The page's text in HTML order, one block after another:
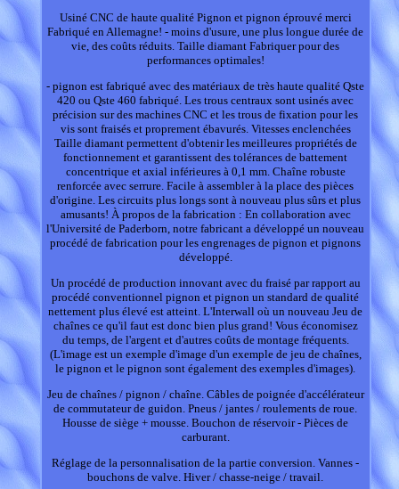
Usiné CNC de haute qualité Pignon et pignon éprouvé merci
Fabriqué en Allemagne! - moins d'usure, une plus longue durée de
vie, des coûts réduits. Taille diamant Fabriquer pour des
performances optimales!
- pignon est fabriqué avec des matériaux de très haute qualité Qste
420 ou Qste 460 fabriqué. Les trous centraux sont usinés avec
précision sur des machines CNC et les trous de fixation pour les
vis sont fraisés et proprement ébavurés. Vitesses enclenchées
Taille diamant permettent d'obtenir les meilleures propriétés de
fonctionnement et garantissent des tolérances de battement
concentrique et axial inférieures à 0,1 mm. Chaîne robuste
renforcée avec serrure. Facile à assembler à la place des pièces
d'origine. Les circuits plus longs sont à nouveau plus sûrs et plus
amusants! À propos de la fabrication : En collaboration avec
l'Université de Paderborn, notre fabricant a développé un nouveau
procédé de fabrication pour les engrenages de pignon et pignons
développé.
Un procédé de production innovant avec du fraisé par rapport au
procédé conventionnel pignon et pignon un standard de qualité
nettement plus élevé est atteint. L'Interwall où un nouveau Jeu de
chaînes ce qu'il faut est donc bien plus grand! Vous économisez
du temps, de l'argent et d'autres coûts de montage fréquents.
(L'image est un exemple d'image d'un exemple de jeu de chaînes,
le pignon et le pignon sont également des exemples d'images).
Jeu de chaînes / pignon / chaîne. Câbles de poignée d'accélérateur
de commutateur de guidon. Pneus / jantes / roulements de roue.
Housse de siège + mousse. Bouchon de réservoir - Pièces de
carburant.
Réglage de la personnalisation de la partie conversion. Vannes -
bouchons de valve. Hiver / chasse-neige / travail.